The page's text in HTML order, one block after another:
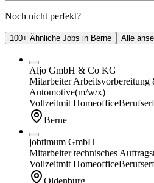
Noch nicht perfekt?
100+ Ähnliche Jobs in Berne Alle
Aljo GmbH & Co KG
Mitarbeiter
Automotive(m/w/x)
Vollzeitmit Homeoffice
Berne
jobtimum GmbH
Mitarbeiter technisches
Vollzeitmit Homeoffice
Oldenburg